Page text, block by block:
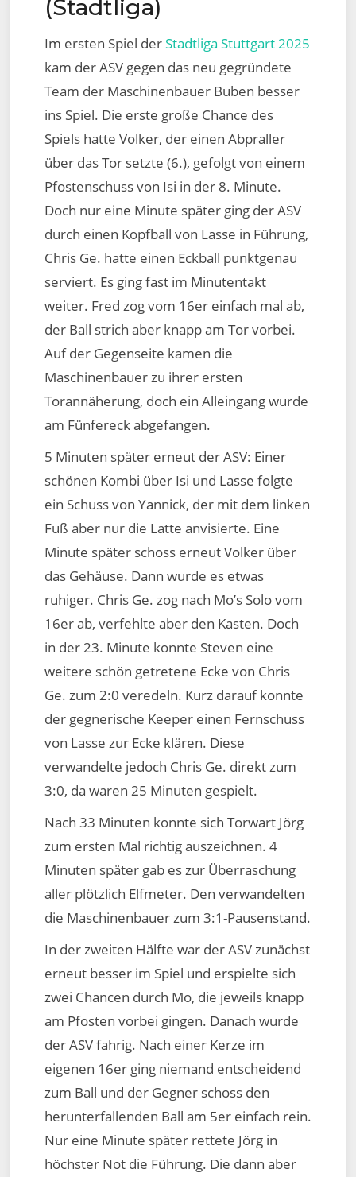
(Stadtliga)
Im ersten Spiel derStadtliga Stuttgart 2025
kam der ASV gegen das neu gegründete
Team der Maschinenbauer Buben besser
ins Spiel. Die erste große Chance des
Spiels hatte Volker, der einen Abpraller
über das Tor setzte (6.), gefolgt von einem
Pfostenschuss von Isi in der 8. Minute.
Doch nur eine Minute später ging der ASV
durch einen Kopfball von Lasse in Führung,
Chris Ge. hatte einen Eckball punktgenau
serviert. Es ging fast im Minutentakt
weiter. Fred zog vom 16er einfach mal ab,
der Ball strich aber knapp am Tor vorbei.
Auf der Gegenseite kamen die
Maschinenbauer zu ihrer ersten
Torannäherung, doch ein Alleingang wurde
am Fünfereck abgefangen.
5 Minuten später erneut der ASV: Einer
schönen Kombi über Isi und Lasse folgte
ein Schuss von Yannick, der mit dem linken
Fuß aber nur die Latte anvisierte. Eine
Minute später schoss erneut Volker über
das Gehäuse. Dann wurde es etwas
ruhiger. Chris Ge. zog nach Mo’s Solo vom
16er ab, verfehlte aber den Kasten. Doch
in der 23. Minute konnte Steven eine
weitere schön getretene Ecke von Chris
Ge. zum 2:0 veredeln. Kurz darauf konnte
der gegnerische Keeper einen Fernschuss
von Lasse zur Ecke klären. Diese
verwandelte jedoch Chris Ge. direkt zum
3:0, da waren 25 Minuten gespielt.
Nach 33 Minuten konnte sich Torwart Jörg
zum ersten Mal richtig auszeichnen. 4
Minuten später gab es zur Überraschung
aller plötzlich Elfmeter. Den verwandelten
die Maschinenbauer zum 3:1-Pausenstand.
In der zweiten Hälfte war der ASV zunächst
erneut besser im Spiel und erspielte sich
zwei Chancen durch Mo, die jeweils knapp
am Pfosten vorbei gingen. Danach wurde
der ASV fahrig. Nach einer Kerze im
eigenen 16er ging niemand entscheidend
zum Ball und der Gegner schoss den
herunterfallenden Ball am 5er einfach rein.
Nur eine Minute später rettete Jörg in
höchster Not die Führung. Die dann aber